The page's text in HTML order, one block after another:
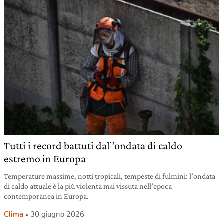
Tutti i record battuti dall’ondata di caldo
estremo in Europa
Temperature massime, notti tropicali, tempeste di fulmini: l’ondata
di caldo attuale è la più violenta mai vissuta nell’epoca
contemporanea in Europa.
Clima 30 giugno 2026